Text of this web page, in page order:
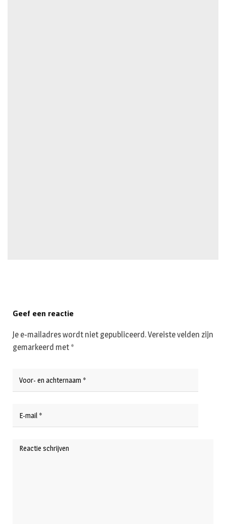
Geef een reactie
Je e-mailadres wordt niet gepubliceerd.Vereiste velden zijn
gemarkeerd met *